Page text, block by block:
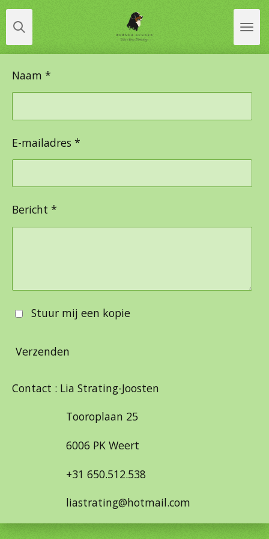
direct
de
Naam *
E-mailadres *
Bericht *
Stuur mij een kopie
Verzenden
Contact : Lia Strating-Joosten
Tooroplaan 25
6006 PK Weert
+31 650.512.538
liastrating@hotmail.com